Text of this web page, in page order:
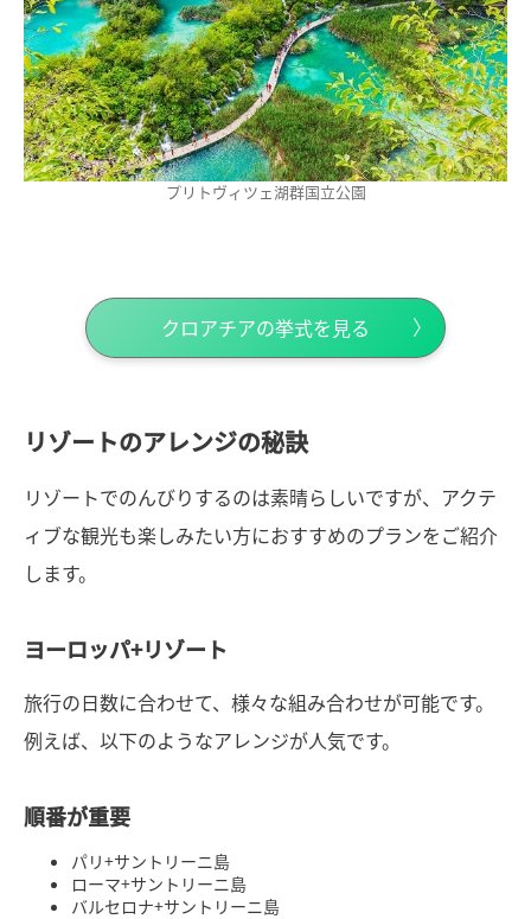
プリトヴィツェ湖群国立公園
クロアチアの挙式を見る
リゾートのアレンジの秘訣
リゾートでのんびりするのは素晴らしいですが、アクテ
ィブな観光も楽しみたい方におすすめのプランをご紹介
します。
ヨーロッパ+リゾート
旅行の日数に合わせて、様々な組み合わせが可能です。
例えば、以下のようなアレンジが人気です。
順番が重要
パリ+サントリーニ島
ローマ+サントリーニ島
バルセロナ+サントリーニ島